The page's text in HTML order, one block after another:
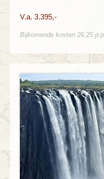
V.a. 3.395,-
Bijkomende kosten 26,25